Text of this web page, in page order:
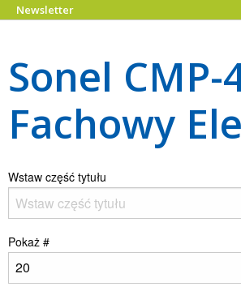
Newsletter
Sonel CMP-
Fachowy
Wstaw część tytułu
Pokaż #